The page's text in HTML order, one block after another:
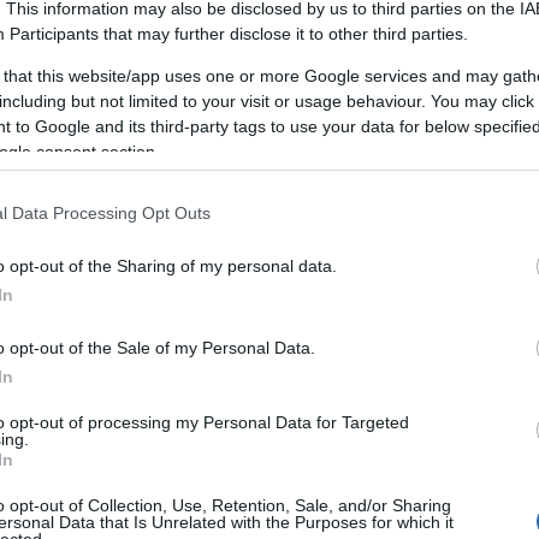
This information may also be disclosed by us to third parties on the
Participants that may further disclose it to other third parties.
that this website/app uses one or more Google services and may
but not limited to your visit or usage behaviour. You may
to Google and its third-party tags to use your data for below
consent section.
Data Processing Opt Outs
opt-out of the Sharing of my personal data.
opt-out of the Sale of my Personal Data.
opt-out of processing my Personal Data for Targeted
opt-out of Collection, Use, Retention, Sale, and/or Sharing
Data that Is Unrelated with the Purposes for which it
Mi a chiptuning pontosan?
(ECU) átprogramozása OBD-csatlakozón keresztül. Nem
archiváljuk, ingyen visszaállítjuk eladáskor.
valós előnyei – számokkal
növekedés: szívó benzines 10-12%,